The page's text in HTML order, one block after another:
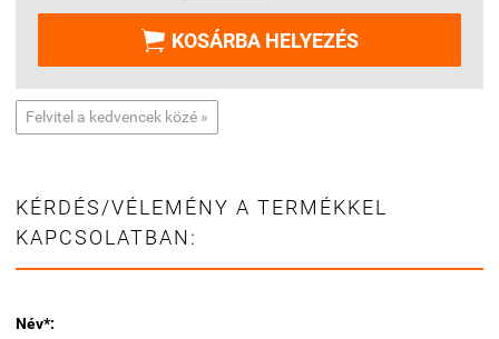
 KOSÁRBA HELYEZÉS
Felvitel a kedvencek közé »
KÉRDÉS/VÉLEMÉNY A TERMÉKKEL
KAPCSOLATBAN:
Név*: